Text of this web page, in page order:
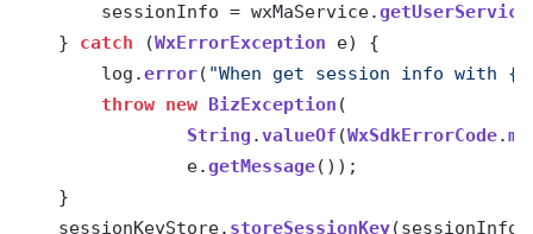
sessionInfo = wxMaService.getUserService
  }
catch (WxErrorException e) {
log.error( "When get session info with
throw new BizException (
String .valueOf (WxSdkErrorCode.
e.getMessage());
  }
sessionKeyStore. storeSessionKey(sessionInfo.